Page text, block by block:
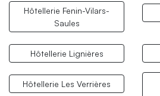
Hôtellerie Fenin-Vilars-
Saules
Hôtellerie Lignières
Hôtellerie Les Verrières